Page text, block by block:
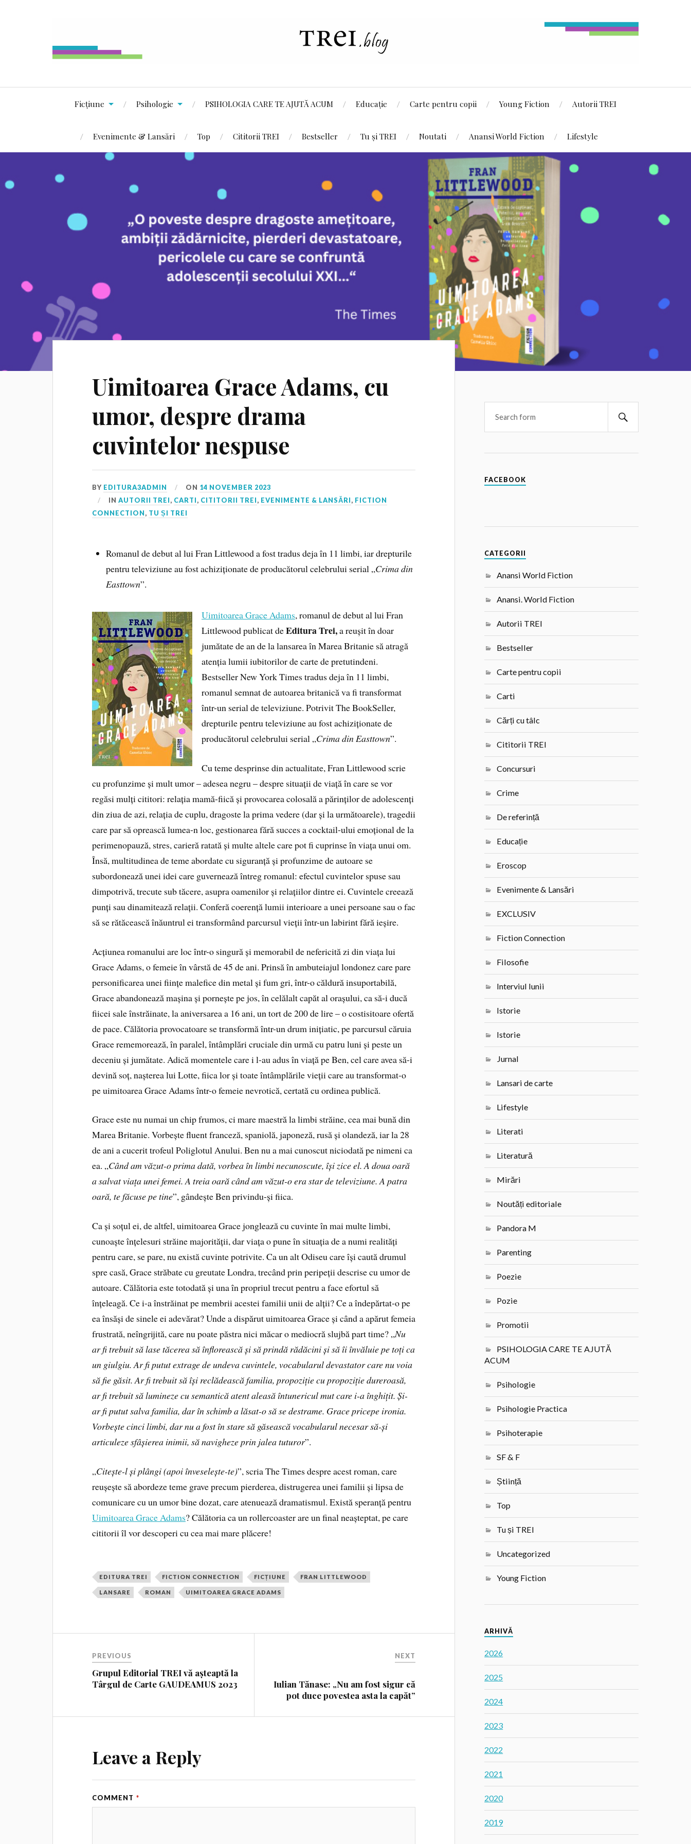
Ficțiune Psihologie PSIHOLOGIA CARE TE AJUTĂ ACUM Educație Carte pentru copii Young Fiction Autorii TREI
Evenimente & Lansări Top Cititorii TREI Bestseller Tu și TREI Noutati Anansi World Fiction Lifestyle
Uimitoarea Grace Adams, cu
umor, despre drama
cuvintelor nespuse
BY EDITURA3ADMIN ON 14 NOVEMBER 2023
INAUTORII TREI, CARTI, CITITORII TREI, EVENIMENTE & LANSĂRI, FICTION
CONNECTION, TU ȘI TREI
Romanul de debut al lui Fran Littlewood a fost tradus deja în 11 limbi, iar drepturile
pentru televiziune au fost achiziționate de producătorul celebrului serial „Crima din
Easttown”.
Uimitoarea Grace Adams, romanul de debut al lui Fran
Littlewood publicat deEditura Trei,a reușit în doar
jumătate de an de la lansarea în Marea Britanie să atragă
atenția lumii iubitorilor de carte de pretutindeni.
Bestseller New York Times tradus deja în 11 limbi,
romanul semnat de autoarea britanică va fi transformat
într-un serial de televiziune. Potrivit The BookSeller,
drepturile pentru televiziune au fost achiziționate de
producătorul celebrului serial „Crima din Easttown”.
Cu teme desprinse din actualitate, Fran Littlewood scrie
cu profunzime și mult umor – adesea negru – despre situații de viață în care se vor
regăsi mulți cititori: relația mamă-fiică și provocarea colosală a părinților de adolescenți
din ziua de azi, relația de cuplu, dragoste la prima vedere (dar și la următoarele), tragedii
care par să oprească lumea-n loc, gestionarea fără succes a cocktail-ului emoțional de la
perimenopauză, stres, carieră ratată și multe altele care pot fi cuprinse în viața unui om.
Însă, multitudinea de teme abordate cu siguranță și profunzime de autoare se
subordonează unei idei care guvernează întreg romanul: efectul cuvintelor spuse sau
dimpotrivă, trecute sub tăcere, asupra oamenilor și relațiilor dintre ei. Cuvintele creează
punți sau dinamitează relații. Conferă coerență lumii interioare a unei persoane sau o fac
să se rătăcească înăuntrul ei transformând parcursul vieții într-un labirint fără ieșire.
Acțiunea romanului are loc într-o singură și memorabil de nefericită zi din viața lui
Grace Adams, o femeie în vârstă de 45 de ani. Prinsă în ambuteiajul londonez care pare
personificarea unei ființe malefice din metal și fum gri, într-o căldură insuportabilă,
Grace abandonează mașina și pornește pe jos, în celălalt capăt al orașului, ca să-i ducă
fiicei sale înstrăinate, la aniversarea a 16 ani, un tort de 200 de lire – o costisitoare ofertă
de pace. Călătoria provocatoare se transformă într-un drum inițiatic, pe parcursul căruia
Grace rememorează, în paralel, întâmplări cruciale din urmă cu patru luni și peste un
deceniu și jumătate. Adică momentele care i l-au adus în viață pe Ben, cel care avea să-i
devină soț, nașterea lui Lotte, fiica lor și toate întâmplările vieții care au transformat-o
pe uimitoarea Grace Adams într-o femeie nevrotică, certată cu ordinea publică.
Grace este nu numai un chip frumos, ci mare maestră la limbi străine, cea mai bună din
Marea Britanie. Vorbește fluent franceză, spaniolă, japoneză, rusă și olandeză, iar la 28
de ani a cucerit trofeul Poliglotul Anului. Ben nu a mai cunoscut niciodată pe nimeni ca
ea. „Când am văzut-o prima dată, vorbea în limbi necunoscute, își zice el. A doua oară
a salvat viața unei femei. A treia oară când am văzut-o era star de televiziune. A patra
oară, te făcuse pe tine”, gândește Ben privindu-și fiica.
Ca și soțul ei, de altfel, uimitoarea Grace jonglează cu cuvinte în mai multe limbi,
cunoaște înțelesuri străine majorității, dar viața o pune în situația de a numi realități
pentru care, se pare, nu există cuvinte potrivite. Ca un alt Odiseu care își caută drumul
spre casă, Grace străbate cu greutate Londra, trecând prin peripeții descrise cu umor de
autoare. Călătoria este totodată și una în propriul trecut pentru a face efortul să
înțeleagă. Ce i-a înstrăinat pe membrii acestei familii unii de alții? Ce a îndepărtat-o pe
ea însăși de sinele ei adevărat? Unde a dispărut uimitoarea Grace și când a apărut femeia
frustrată, neîngrijită, care nu poate păstra nici măcar o mediocră slujbă part time? „Nu
ar fi trebuit să lase tăcerea să înflorească și să prindă rădăcini și să îi învăluie pe toți ca
un giulgiu. Ar fi putut extrage de undeva cuvintele, vocabularul devastator care nu voia
să fie găsit. Ar fi trebuit să își reclădească familia, propoziție cu propoziție dureroasă,
ar fi trebuit să lumineze cu semantică atent aleasă întunericul mut care i-a înghițit. Și-
ar fi putut salva familia, dar în schimb a lăsat-o să se destrame. Grace pricepe ironia.
Vorbește cinci limbi, dar nu a fost în stare să găsească vocabularul necesar să-și
articuleze sfâșierea inimii, să navigheze prin jalea tuturor”.
„Citește-l și plângi (apoi înveselește-te)”, scria The Times despre acest roman, care
reușește să abordeze teme grave precum pierderea, distrugerea unei familii și lipsa de
comunicare cu un umor bine dozat, care atenuează dramatismul. Există speranță pentru
Uimitoarea Grace Adams? Călătoria ca un rollercoaster are un final neașteptat, pe care
cititorii îl vor descoperi cu cea mai mare plăcere!
EDITURA TREI FICTION CONNECTION FICȚIUNE FRAN LITTLEWOOD
LANSARE ROMAN UIMITOAREA GRACE ADAMS
PREVIOUS
Grupul Editorial TREI vă așteaptă la
Târgul de Carte GAUDEAMUS 2023
NEXT
Iulian Tănase: „Nu am fost sigur că
pot duce povestea asta la capăt”
Leave a Reply
COMMENT *
FACEBOOK
CATEGORII
Anansi World Fiction
Anansi. World Fiction
Autorii TREI
Bestseller
Carte pentru copii
Carti
Cărți cu tâlc
Cititorii TREI
Concursuri
Crime
De referință
Educație
Eroscop
Evenimente & Lansări
EXCLUSIV
Fiction Connection
Filosofie
Interviul lunii
Istorie
Istorie
Jurnal
Lansari de carte
Lifestyle
Literati
Literatură
Mirări
Noutăți editoriale
Pandora M
Parenting
Poezie
Pozie
Promotii
PSIHOLOGIA CARE TE AJUTĂ
ACUM
Psihologie
Psihologie Practica
Psihoterapie
SF & F
Știință
Top
Tu și TREI
Uncategorized
Young Fiction
ARHIVĂ
2026
2025
2024
2023
2022
2021
2020
2019